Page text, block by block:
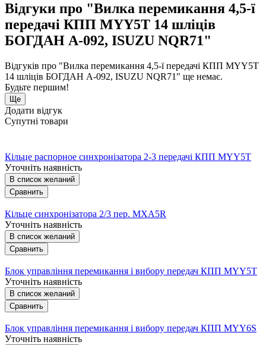
Відгуки про "Вилка перемикання 4,5-ї
передачі КПП MYY5T 14 шліців
БОГДАН А-092, ISUZU NQR71"
Відгуків про "Вилка перемикання 4,5-ї передачі КПП MYY5T
14 шліців БОГДАН А-092, ISUZU NQR71" ще немає.
Будьте першим!
Ще
Додати відгук
Супутні товари
Кільце распорное синхронізатора 2-3 передачі КПП MYY5T
Уточніть наявність
В список желаний
Сравнить
Кільце синхронізатора 2/3 пер. MXA5R
Уточніть наявність
В список желаний
Сравнить
Блок управління перемикання і вибору передач КПП MYY5T
Уточніть наявність
В список желаний
Сравнить
Блок управління перемикання і вибору передач КПП MYY6S
Уточніть наявність